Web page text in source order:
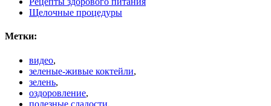
Щелочные процедуры
Метки:
видео,
зеленые-живые коктейли,
зелень,
оздоровление,
полезные сладости,